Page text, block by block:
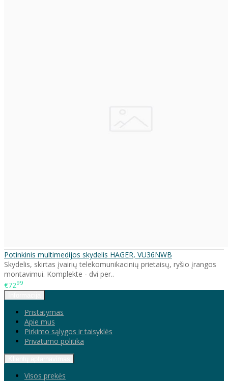
Potinkinis multimedijos skydelis HAGER, VU36NWB
Skydelis, skirtas įvairių telekomunikacinių prietaisų, ryšio įrangos
montavimui. Komplekte - dvi per..
€7299
Pristatymas
Apie mus
Pirkimo sąlygos ir taisyklės
Privatumo politika
Visos prekės